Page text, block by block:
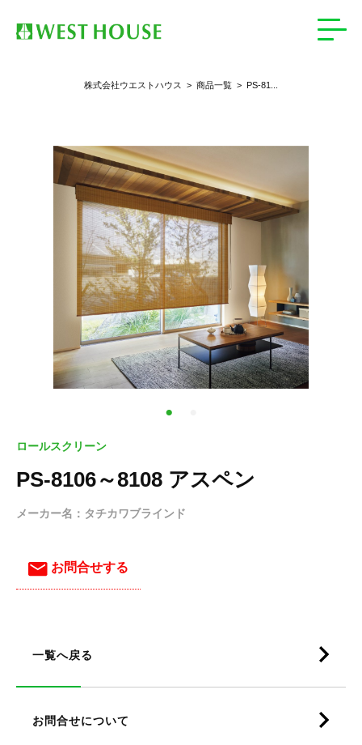
株式会社ウエストハウス > 商品一覧 > PS‐81...
ロールスクリーン
PS‐8106～8108 アスペン
メーカー名：タチカワブラインド
お問合せする
一覧へ戻る
お問合せについて